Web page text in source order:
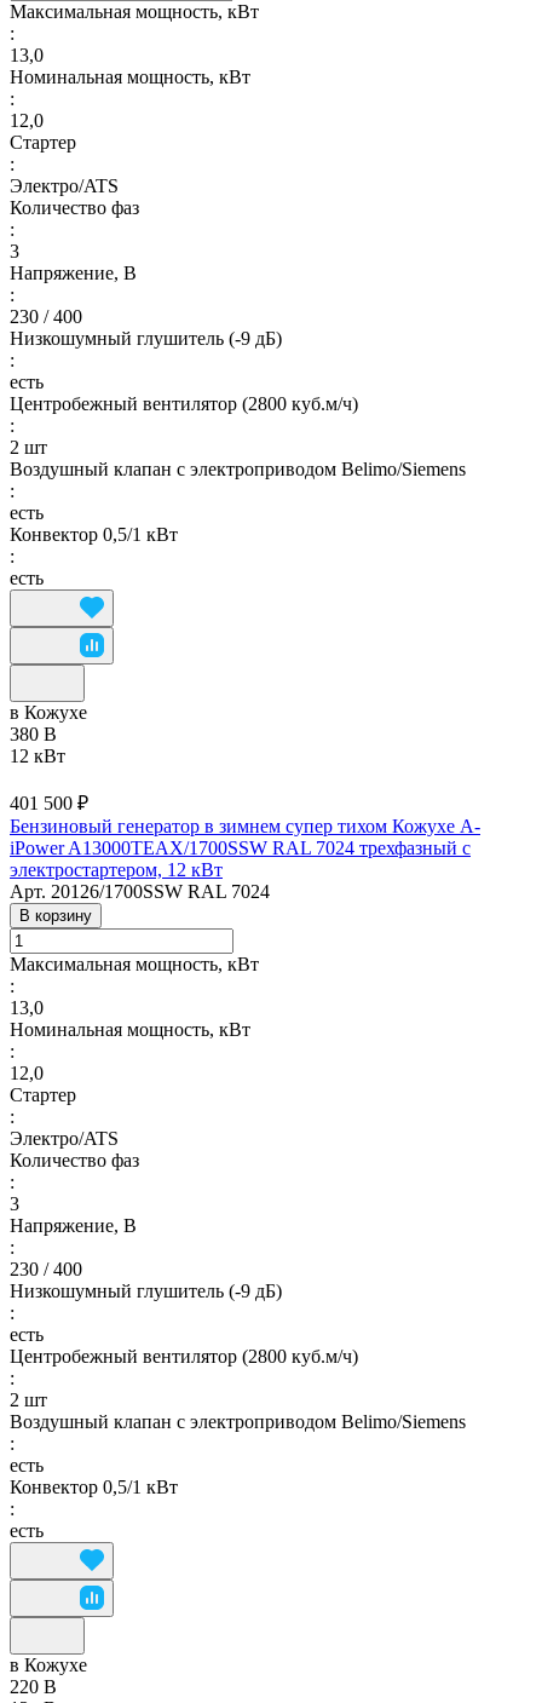
Максимальная мощность, кВт
:
13,0
Номинальная мощность, кВт
:
12,0
Стартер
:
Электро/ATS
Количество фаз
:
3
Напряжение, В
:
230 / 400
Низкошумный глушитель (-9 дБ)
:
есть
Центробежный вентилятор (2800 куб.м/ч)
:
2 шт
Воздушный клапан с электроприводом Belimo/Siemens
:
есть
Конвектор 0,5/1 кВт
:
есть
в Кожухе
380 В
12 кВт
401 500 ₽
Бензиновый генератор в зимнем супер тихом Кожухе A-
iPower A13000TEAX/1700SSW RAL 7024 трехфазный с
электростартером, 12 кВт
Арт. 20126/1700SSW RAL 7024
В корзину
Максимальная мощность, кВт
:
13,0
Номинальная мощность, кВт
:
12,0
Стартер
:
Электро/ATS
Количество фаз
:
3
Напряжение, В
:
230 / 400
Низкошумный глушитель (-9 дБ)
:
есть
Центробежный вентилятор (2800 куб.м/ч)
:
2 шт
Воздушный клапан с электроприводом Belimo/Siemens
:
есть
Конвектор 0,5/1 кВт
:
есть
в Кожухе
220 В